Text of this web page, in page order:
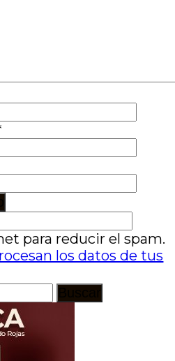
para reducir el spam.
los datos de tus